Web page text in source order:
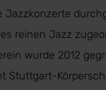
Jazzkonzerte
reinen Jazz
wurde 2012
Stuttgart-